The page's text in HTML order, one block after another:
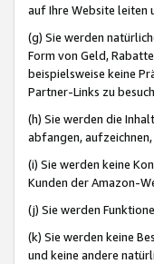
auf Ihre Website leiten
(g) Sie werden
Form von Geld,
beispielsweise keine
Partner-Links zu
(h) Sie werden die
abfangen,
(i) Sie werden keine
Kunden der Amazon-
(j) Sie werden
(k) Sie werden keine
und keine andere